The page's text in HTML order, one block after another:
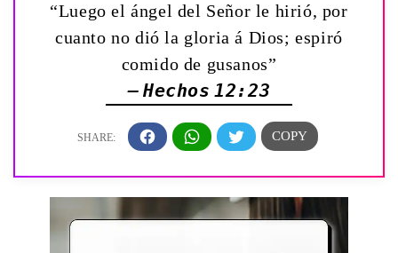
“Luego el ángel del Señor le hirió, por
cuanto no dió la gloria á Dios; espiró
comido de gusanos”
— Hechos 12:23